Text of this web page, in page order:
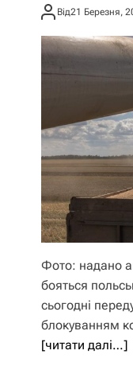
Від21 Березня,
Фото: надано
бояться
сьогодні
блокуванням
[читати далі…]